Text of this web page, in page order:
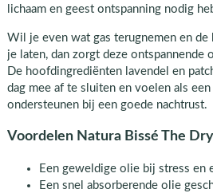
lichaam en geest ontspanning nodig
Wil je even wat gas terugnemen en de
je laten, dan zorgt deze ontspannende
De hoofdingrediënten lavendel en
dag mee af te sluiten en voelen als
ondersteunen bij een goede nachtrust.
Voordelen Natura Bissé The
Een geweldige olie bij stress en
Een snel absorberende olie